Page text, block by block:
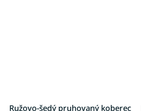
Ružovo-šedý pruhovaný koberec